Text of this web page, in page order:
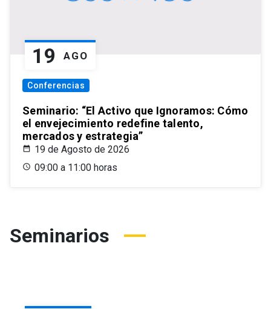
19 AGO
Conferencias
Seminario: “El Activo que Ignoramos: Cómo
el envejecimiento redefine talento,
mercados y estrategia”
19 de Agosto de 2026
09:00 a 11:00 horas
Seminarios